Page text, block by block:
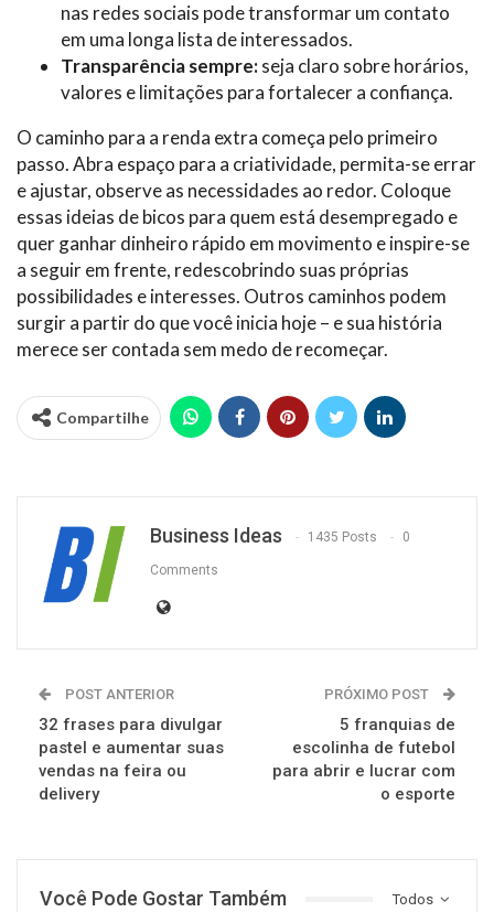
nas redes sociais pode transformar um contato
em uma longa lista de interessados.
Transparência sempre:seja claro sobre horários,
valores e limitações para fortalecer a confiança.
O caminho para a renda extra começa pelo primeiro
passo. Abra espaço para a criatividade, permita-se errar
e ajustar, observe as necessidades ao redor. Coloque
essas ideias de bicos para quem está desempregado e
quer ganhar dinheiro rápido em movimento e inspire-se
a seguir em frente, redescobrindo suas próprias
possibilidades e interesses. Outros caminhos podem
surgir a partir do que você inicia hoje – e sua história
merece ser contada sem medo de recomeçar.
Compartilhe
Business Ideas 1435 Posts 0
Comments
POST ANTERIOR
32 frases para divulgar
pastel e aumentar suas
vendas na feira ou
delivery
PRÓXIMO POST
5 franquias de
escolinha de futebol
para abrir e lucrar com
o esporte
Todos
Você Pode Gostar Também